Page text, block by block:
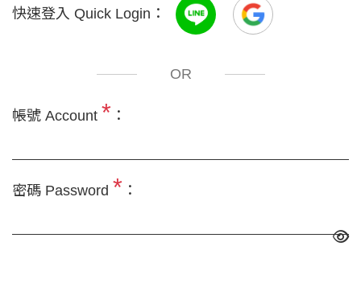
快速登入 Quick Login：
OR
帳號 Account * ：
密碼 Password * ：